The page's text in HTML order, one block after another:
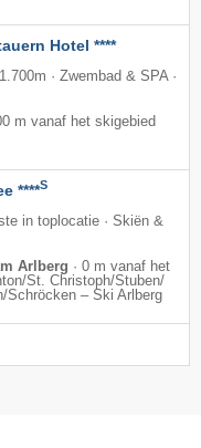
Hotel ****
· Zwembad & SPA ·
m vanaf het skigebied
****S
in toplocatie · Skiën &
Arlberg · 0 m vanaf het
​St. Christoph/​Stuben/​
​Schröcken – Ski Arlberg